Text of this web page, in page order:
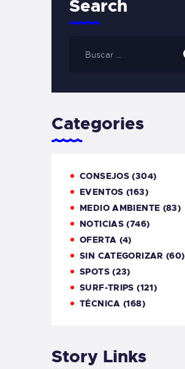
Search
Categories
CONSEJOS (304)
EVENTOS (163)
MEDIO AMBIENTE (83)
NOTICIAS (746)
OFERTA (4)
SIN CATEGORIZAR (60)
SPOTS(23)
SURF-TRIPS (121)
TÉCNICA (168)
Story Links